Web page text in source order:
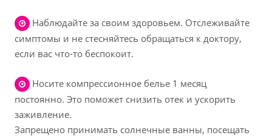
Наблюдайте за своим здоровьем. Отслеживайте
симптомы и не стесняйтесь обращаться к доктору,
если вас что-то беспокоит.
Носите компрессионное белье 1 месяц
постоянно. Это поможет снизить отек и ускорить
заживление.
Запрещено принимать солнечные ванны, посещать